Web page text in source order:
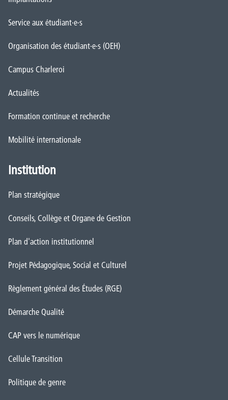
Service aux étudiant·e·s
Organisation des étudiant·e·s (OEH)
Campus Charleroi
Actualités
Formation continue et recherche
Mobilité internationale
Institution
Plan stratégique
Conseils, Collège et Organe de Gestion
Plan d'action institutionnel
Projet Pédagogique, Social et Culturel
Règlement général des Études (RGE)
Démarche Qualité
CAP vers le numérique
Cellule Transition
Politique de genre